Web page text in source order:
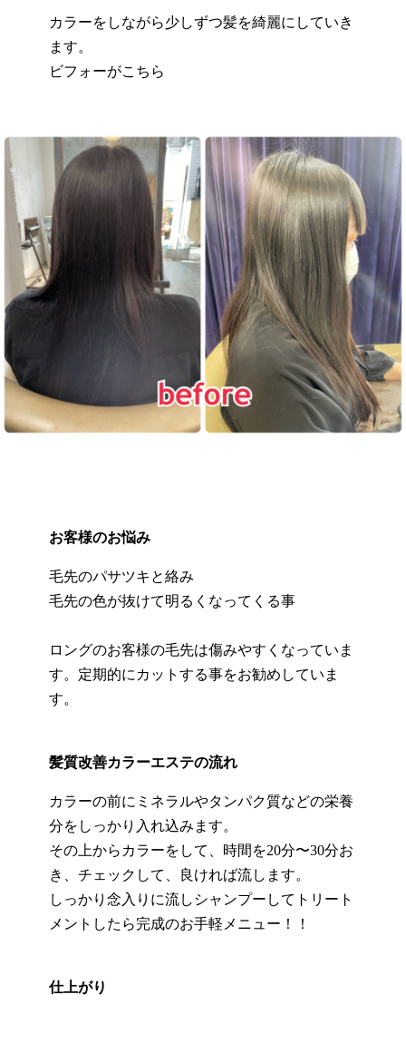
カラーをしながら少しずつ髪を綺麗にしていき
ます。
ビフォーがこちら
お客様のお悩み
毛先のパサツキと絡み
毛先の色が抜けて明るくなってくる事
ロングのお客様の毛先は傷みやすくなっていま
す。定期的にカットする事をお勧めしていま
す。
髪質改善カラーエステの流れ
カラーの前にミネラルやタンパク質などの栄養
分をしっかり入れ込みます。
その上からカラーをして、時間を20分〜30分お
き、チェックして、良ければ流します。
しっかり念入りに流しシャンプーしてトリート
メントしたら完成のお手軽メニュー！！
仕上がり